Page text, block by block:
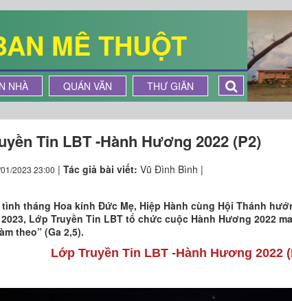
MÊ THUỘT
NHÀ QUÁN VĂN THƯ GIÃN
Tin LBT -Hành Hương 2022 (P2)
2023 23:00 |Tác giả bài viết:Vũ Đình Bình |
tình tháng Hoa kính Đức Mẹ, Hiệp Hành cùng Hội Thánh
Lớp Truyền Tin LBT tổ chức cuộc Hành Hương 2022
theo” (Ga 2,5).
Lớp Truyền Tin LBT -Hành Hương 2022